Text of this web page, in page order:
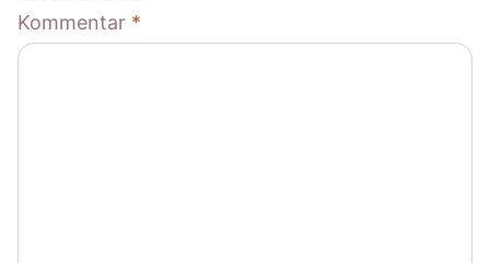
Kommentar *